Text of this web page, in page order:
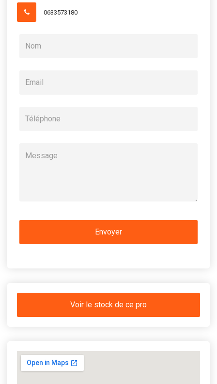
0633573180
Voir le stock de ce pro